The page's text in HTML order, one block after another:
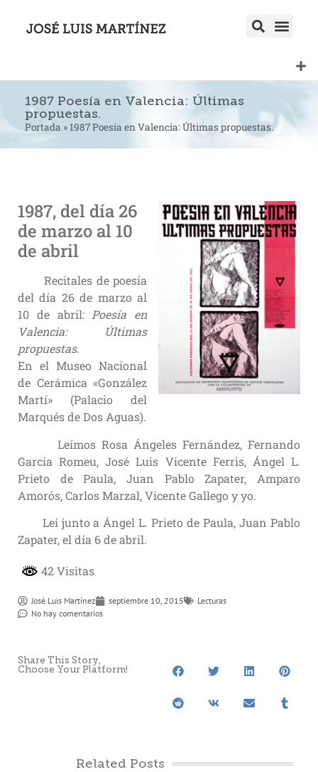
1987 Poesía en Valencia: Últimas
propuestas.
Portada »1987 Poesía en Valencia: Últimas propuestas.
1987, del día 26
de marzo al 10
de abril
Recitales de poesía
del día 26 de marzo al
10 de abril:Poesía en
Valencia: Últimas
propuestas.
En el Museo Nacional
de Cerámica «González
Martí» (Palacio del
Marqués de Dos Aguas).
Leímos Rosa Ángeles Fernández, Fernando
García Romeu, José Luis Vicente Ferris, Ángel L.
Prieto de Paula, Juan Pablo Zapater, Amparo
Amorós, Carlos Marzal, Vicente Gallego y yo.
Leí junto a Ángel L. Prieto de Paula, Juan Pablo
Zapater, el día 6 de abril.
42 Visitas
José Luis Martí­nez septiembre 10, 2015
Lecturas
No hay comentarios
Share This Story,
Choose Your Platform!
Related Posts